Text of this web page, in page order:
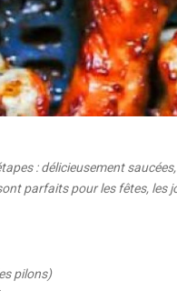
: délicieusement
parfaits pour les fêtes, les
pilons)